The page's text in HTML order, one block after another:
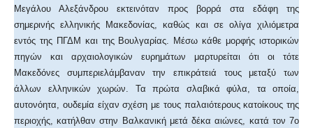
Μεγάλου Αλεξάνδρου εκτεινόταν προς βορρά στα εδάφη της
σημερινής ελληνικής Μακεδονίας, καθώς και σε ολίγα χιλιόμετρα
εντός της ΠΓΔΜ και της Βουλγαρίας. Μέσω κάθε μορφής ιστορικών
πηγών και αρχαιολογικών ευρημάτων μαρτυρείται ότι οι τότε
Μακεδόνες συμπεριελάμβαναν την επικράτειά τους μεταξύ των
άλλων ελληνικών χωρών. Τα πρώτα σλαβικά φύλα, τα οποία,
αυτονόητα, ουδεμία είχαν σχέση με τους παλαιότερους κατοίκους της
περιοχής, κατήλθαν στην Βαλκανική μετά δέκα αιώνες, κατά τον 7ο